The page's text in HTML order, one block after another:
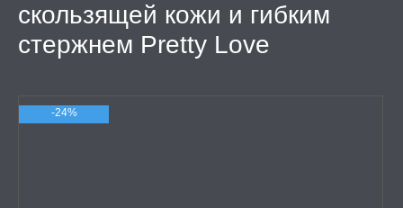
скользящей кожи и гибким
стержнем Pretty Love
-24%